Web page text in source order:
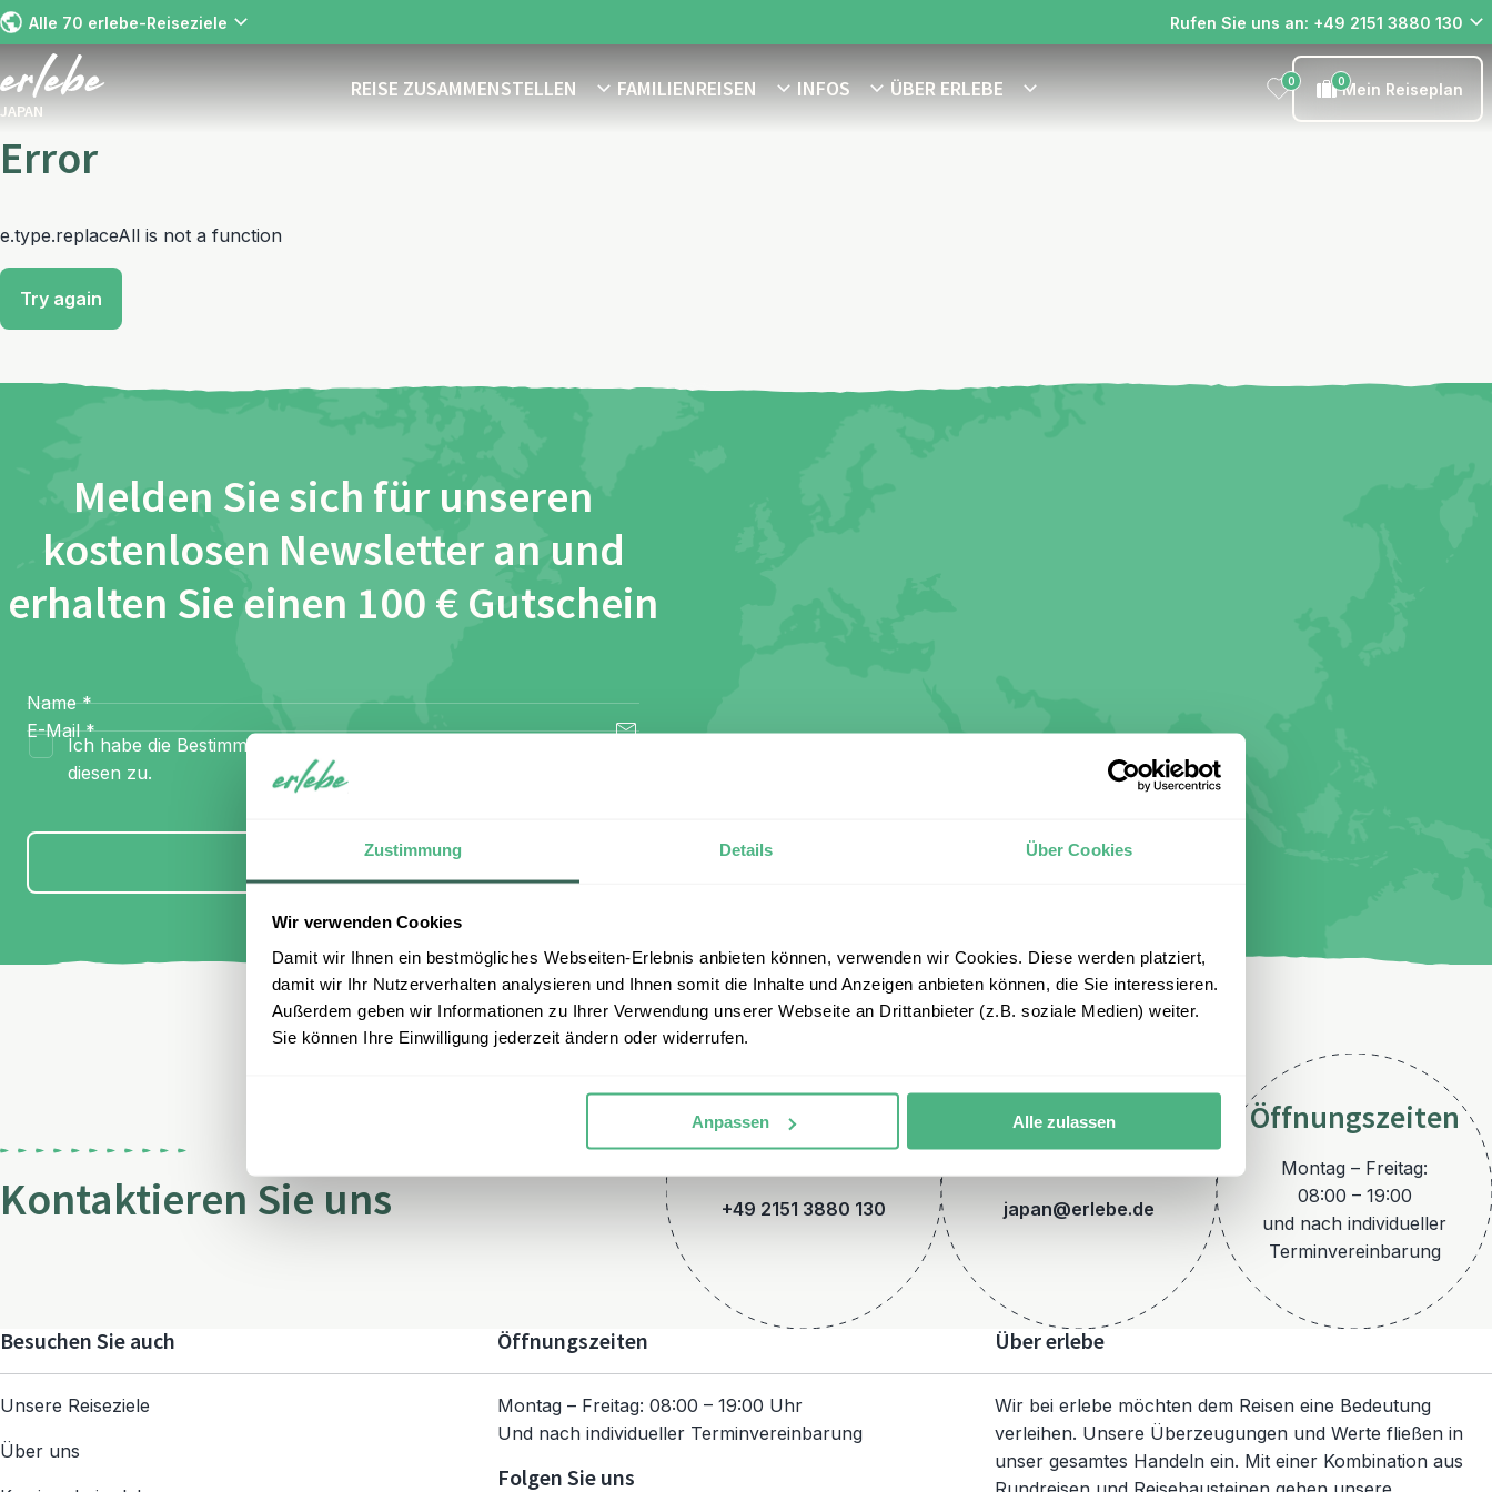
Zustimmung Details Über Cookies
Wir verwenden Cookies
Damit wir Ihnen ein bestmögliches Webseiten-Erlebnis anbieten können, verwenden wir Cookies. Diese werden platziert,
damit wir Ihr Nutzerverhalten analysieren und Ihnen somit die Inhalte und Anzeigen anbieten können, die Sie interessieren.
Außerdem geben wir Informationen zu Ihrer Verwendung unserer Webseite an Drittanbieter (z.B. soziale Medien) weiter.
Sie können Ihre Einwilligung jederzeit ändern oder widerrufen.
Anpassen Alle zulassen
Alle 70 erlebe-Reiseziele Rufen Sie uns an: +49 2151 3880 130
JAPAN
REISE ZUSAMMENSTELLEN FAMILIENREISEN INFOS ÜBER ERLEBE 0 0Mein Reiseplan
Error
e.type.replaceAll is not a function
Try again
Melden Sie sich für unseren
kostenlosen Newsletter an und
erhalten Sie einen 100 € Gutschein
Name *
E-Mail *
Ich habe die Bestimmungen zum
diesen zu.
Anmelden
Kontaktieren Sie uns
Telefon
+49 2151 3880 130
E-Mail
japan@erlebe.de
Öffnungszeiten
Montag – Freitag:
08:00 – 19:00
und nach individueller
Terminvereinbarung
Besuchen Sie auch
Unsere Reiseziele
Über uns
Öffnungszeiten
Montag – Freitag: 08:00 – 19:00 Uhr
Und nach individueller Terminvereinbarung
Folgen Sie uns
Über erlebe
Wir bei erlebe möchten dem Reisen eine Bedeutung
verleihen. Unsere Überzeugungen und Werte fließen in
unser gesamtes Handeln ein. Mit einer Kombination aus